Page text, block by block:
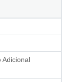
Adicional